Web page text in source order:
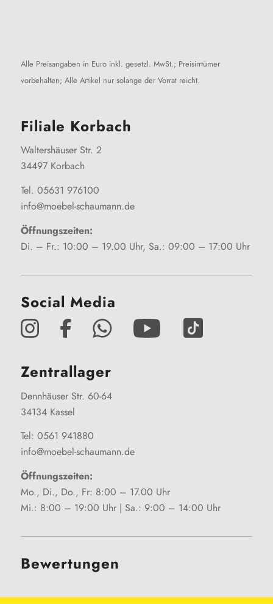
Alle Preisangaben in Euro inkl. gesetzl. MwSt.; Preisirrtümer
vorbehalten; Alle Artikel nur solange der Vorrat reicht.
Filiale Korbach
Waltershäuser Str. 2
34497 Korbach
Tel. 05631 976100
info@moebel-schaumann.de
Öffnungszeiten:
Di. – Fr.: 10:00 – 19.00 Uhr, Sa.: 09:00 – 17:00 Uhr
Social Media
Zentrallager
Dennhäuser Str. 60-64
34134 Kassel
Tel: 0561 941880
info@moebel-schaumann.de
Öffnungszeiten:
Mo., Di., Do., Fr: 8:00 – 17.00 Uhr
Mi.: 8:00 – 19:00 Uhr | Sa.: 9:00 – 14:00 Uhr
Bewertungen